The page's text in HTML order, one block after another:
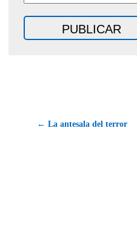
← La antesala del terror